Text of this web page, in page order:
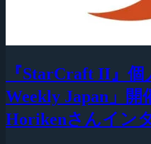
『StarCraft II』
Weekly Japan」開
Horikenさんイン